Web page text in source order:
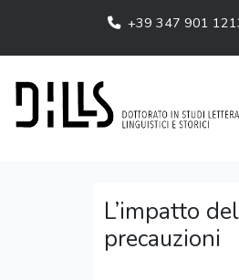
+39 347 901
L’impatto
precauzioni